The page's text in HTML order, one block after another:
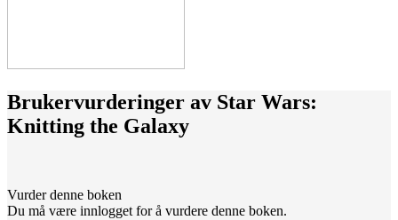
Brukervurderinger av Star Wars:
Knitting the Galaxy
Vurder denne boken
Du må være innlogget for å vurdere denne boken.